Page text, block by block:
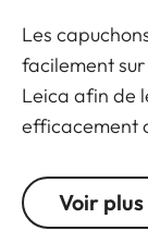
Les
facilement
Leica afin de
efficacement
haute qualité
de polymère,
Voir plus